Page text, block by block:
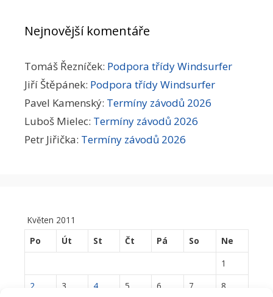
Nejnovější komentáře
Tomáš Řezníček: Podpora třídy Windsurfer
Jiří Štěpánek: Podpora třídy Windsurfer
Pavel Kamenský: Termíny závodů 2026
Luboš Mielec: Termíny závodů 2026
Petr Jiřička: Termíny závodů 2026
Květen 2011
Po
Út St Čt Pá So
Ne
1
2
3 4 5 6 7 8